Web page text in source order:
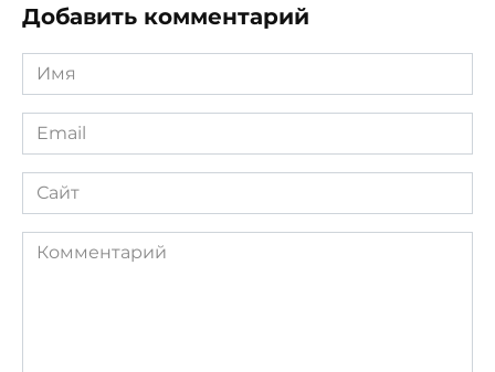
Добавить комментарий
Имя
*
Email
*
Сайт
Комментарий